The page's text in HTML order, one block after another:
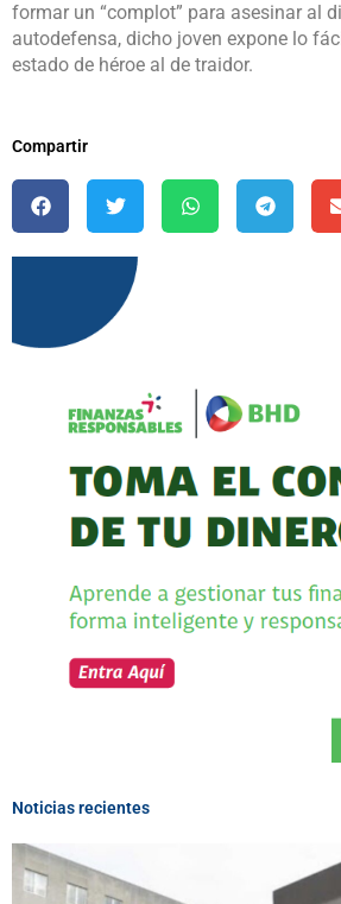
formar un “complot” para asesinar al
autodefensa, dicho joven expone lo
estado de héroe al de traidor.
Compartir
Noticias recientes